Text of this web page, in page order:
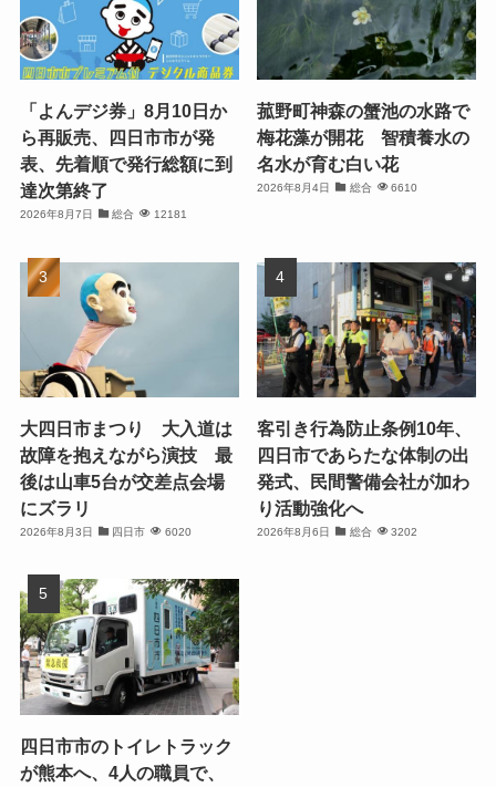
「よんデジ券」8月10日か
ら再販売、四日市市が発
表、先着順で発行総額に到
達次第終了
2026年8月7日 総合 12181
菰野町神森の蟹池の水路で
梅花藻が開花 智積養水の
名水が育む白い花
2026年8月4日 総合 6610
大四日市まつり 大入道は
故障を抱えながら演技 最
後は山車5台が交差点会場
にズラリ
2026年8月3日 四日市 6020
客引き行為防止条例10年、
四日市であらたな体制の出
発式、民間警備会社が加わ
り活動強化へ
2026年8月6日 総合 3202
四日市市のトイレトラック
が熊本へ、4人の職員で、